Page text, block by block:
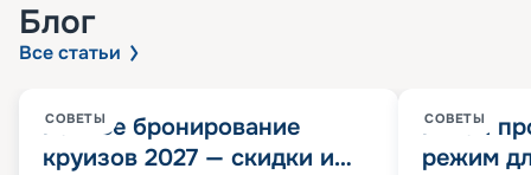
Блог
Все статьи
СОВЕТЫ
Раннее бронирование
круизов 2027 — скидки и
СОВЕТЫ
Китай
режим